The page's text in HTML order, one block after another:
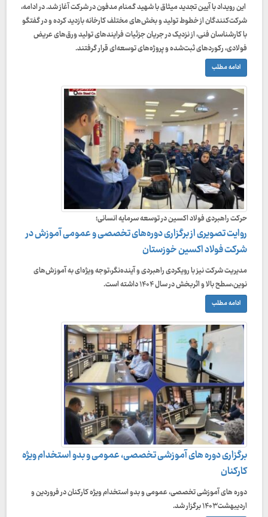
این رویداد با آیین تجدید میثاق با شهید گمنام مدفون در شرکت آغاز شد. در ادامه،
شرکت‌کنندگان از خطوط تولید و بخش‌های مختلف کارخانه بازدید کرده و در گفتگو
با کارشناسان فنی، از نزدیک در جریان جزئیات فرایندهای تولید ورق‌های عریض
فولادی، رکوردهای ثبت‌شده و پروژه‌های توسعه‌ای قرار گرفتند.
ادامه مطلب
حرکت راهبردی فولاد اکسین در توسعه سرمایه انسانی؛
روایت تصویری از برگزاری دوره‌های تخصصی و عمومی آموزش در
شرکت فولاد اکسین خوزستان
مدیریت شرکت نیز با رویکردی راهبردی و آینده‌نگر،توجه ویژه‌ای به آموزش‌های
نوین،سطح بالا و اثربخش در سال ۱۴۰۴ داشته است.
ادامه مطلب
برگزاری دوره های آموزشی تخصصی، عمومی و بدو استخدام ویژه
کارکنان
دوره های آموزشی تخصصی، عمومی و بدو استخدام ویژه کارکنان در فروردین و
اردیبهشت ۱۴۰۳ برگزار شد.